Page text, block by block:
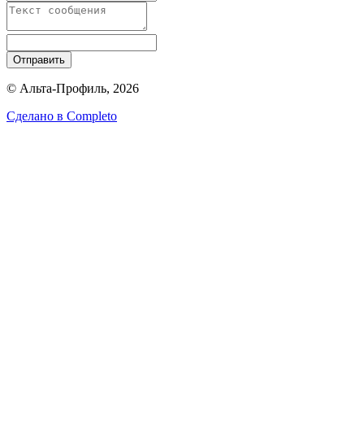
Отправить
© Альта-Профиль, 2026
Сделано в Completo